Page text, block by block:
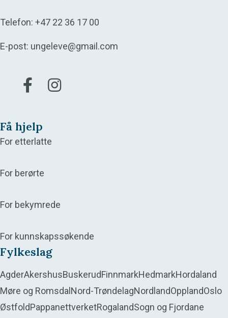
Telefon: +47 22 36 17 00
E-post: ungeleve@gmail.com
Gå til vår Facebook
Gå til vår Instagram
Få hjelp
For etterlatte
For berørte
For bekymrede
For kunnskapssøkende
Fylkeslag
AgderAkershusBuskerudFinnmarkHedmarkHordaland
Møre og Romsdal Nord-TrøndelagNordlandOpplandOslo
ØstfoldPappanettverketRogalandSogn og Fjordane